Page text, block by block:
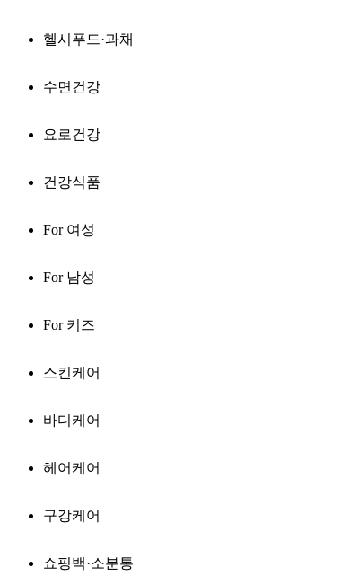
헬시푸드·과채
수면건강
요로건강
건강식품
For 여성
For 남성
For 키즈
스킨케어
바디케어
헤어케어
구강케어
쇼핑백·소분통